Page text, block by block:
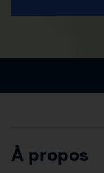
À propos